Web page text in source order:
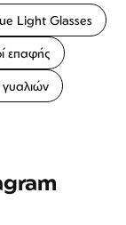
Light Glasses
επαφής